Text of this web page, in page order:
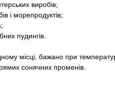
виробів;
і морепродуктів;
пудингів.
місці, бажано при
сонячних променів.